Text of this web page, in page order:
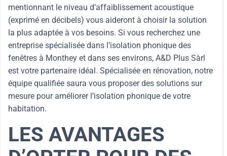
mentionnant le niveau d’affaiblissement acoustique
(exprimé en décibels) vous aideront à choisir la solution
la plus adaptée à vos besoins. Si vous recherchez une
entreprise spécialisée dans l’isolation phonique des
fenêtres à Monthey et dans ses environs, A&D Plus Sàrl
est votre partenaire idéal. Spécialisée en rénovation, notre
équipe qualifiée saura vous proposer des solutions sur
mesure pour améliorer l’isolation phonique de votre
habitation.
LES AVANTAGES